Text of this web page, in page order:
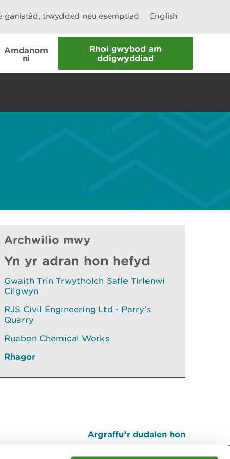
ganiatâd, trwydded neu esemptiad English
Amdanom
ni
Rhoi gwybod am
ddigwyddiad
Archwilio mwy
Yn yr adran hon hefyd
Gwaith Trin Trwytholch Safle Tirlenwi
Cilgwyn
RJS Civil Engineering Ltd - Parry's
Quarry
Ruabon Chemical Works
Rhagor
Argraffu’r dudalen hon
I fyny